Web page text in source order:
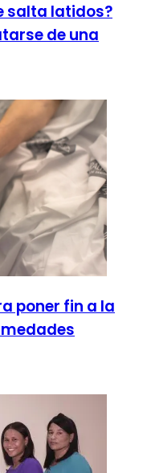
salta latidos?
de una
poner fin a la